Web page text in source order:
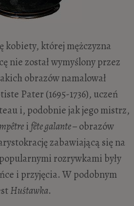
kobiety, której mężczyzna
nie został wymyślony przez
obrazów namalował
Pater (1695-1736), uczeń
i, podobnie jak jego mistrz,
i fête galante –obrazów
zabawiającą się na
rozrywkami były
i przyjęcia. W podobnym
Huśtawka.